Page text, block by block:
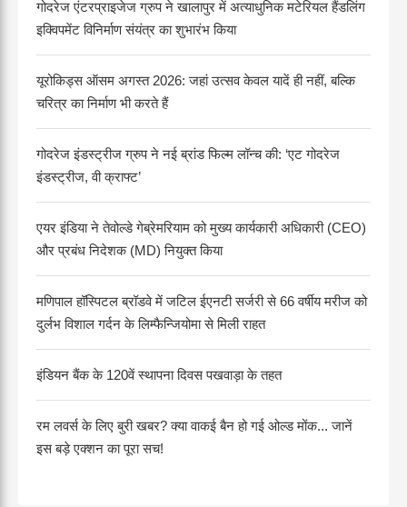
गोदरेज एंटरप्राइजेज ग्रुप ने खालापुर में अत्याधुनिक मटेरियल हैंडलिंग
इक्विपमेंट विनिर्माण संयंत्र का शुभारंभ किया
यूरोकिड्स ऑसम अगस्त 2026: जहां उत्सव केवल यादें ही नहीं, बल्कि
चरित्र का निर्माण भी करते हैं
गोदरेज इंडस्ट्रीज ग्रुप ने नई ब्रांड फिल्म लॉन्च की: ‘एट गोदरेज
इंडस्ट्रीज, वी क्राफ्ट’
एयर इंडिया ने तेवोल्डे गेब्रेमरियाम को मुख्य कार्यकारी अधिकारी (CEO)
और प्रबंध निदेशक (MD) नियुक्त किया
मणिपाल हॉस्पिटल ब्रॉडवे में जटिल ईएनटी सर्जरी से 66 वर्षीय मरीज को
दुर्लभ विशाल गर्दन के लिम्फैन्जियोमा से मिली राहत
इंडियन बैंक के 120वें स्थापना दिवस पखवाड़ा के तहत
रम लवर्स के लिए बुरी खबर? क्या वाकई बैन हो गई ओल्ड मोंक... जानें
इस बड़े एक्शन का पूरा सच!